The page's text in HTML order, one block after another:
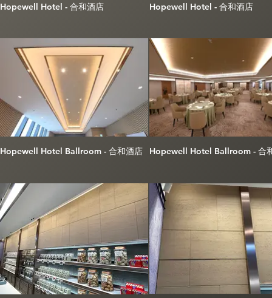
Hopewell Hotel - 合和酒店 Hopewell Hotel - 合和酒店
Hopewell Hotel Ballroom - 合和酒店 Hopewell Hotel Ballroom - 合